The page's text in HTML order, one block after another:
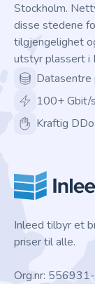
Stockholm.
disse stedene
tilgjengelighet
utstyr plassert i
100+ Gbit/
Kraftig
Inleed tilbyr et
priser til alle.
Org.nr: